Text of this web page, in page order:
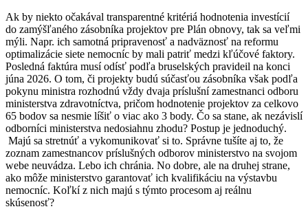
Ak by niekto očakával transparentné kritériá hodnotenia investícií
do zamýšľaného zásobníka projektov pre Plán obnovy, tak sa veľmi
mýli. Napr. ich samotná pripravenosť a nadväznosť na reformu
optimalizácie siete nemocníc by mali patriť medzi kľúčové faktory.
Posledná faktúra musí odísť podľa bruselských pravideil na konci
júna 2026. O tom, či projekty budú súčasťou zásobníka však podľa
pokynu ministra rozhodnú vždy dvaja príslušní zamestnanci odboru
ministerstva zdravotníctva, pričom hodnotenie projektov za celkovo
65 bodov sa nesmie líšiť o viac ako 3 body. Čo sa stane, ak nezávislí
odborníci ministerstva nedosiahnu zhodu? Postup je jednoduchý.
Majú sa stretnúť a vykomunikovať si to. Správne tušíte aj to, že
zoznam zamestnancov príslušných odborov ministerstvo na svojom
webe neuvádza. Lebo ich chránia. No dobre, ale na druhej strane,
ako môže ministerstvo garantovať ich kvalifikáciu na výstavbu
nemocníc. Koľkí z nich majú s týmto procesom aj reálnu
skúsenosť?